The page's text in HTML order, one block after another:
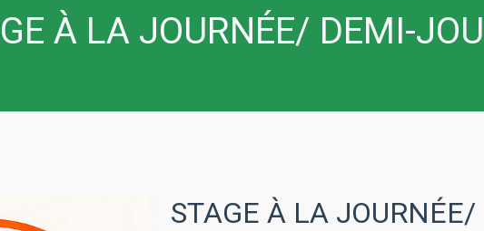
À LA JOURNÉE/ DEMI-
STAGE À LA